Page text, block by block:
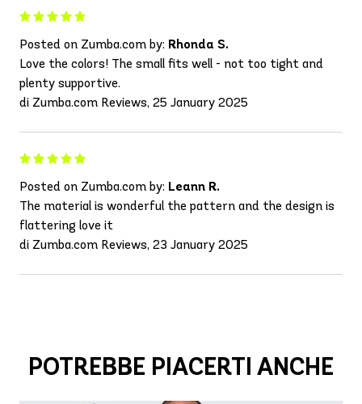
Posted on Zumba.com by: Rhonda S.
Love the colors! The small fits well - not too tight and
plenty supportive.
di Zumba.com Reviews, 25 January 2025
Posted on Zumba.com by: Leann R.
The material is wonderful the pattern and the design is
flattering love it
di Zumba.com Reviews, 23 January 2025
POTREBBE PIACERTI ANCHE